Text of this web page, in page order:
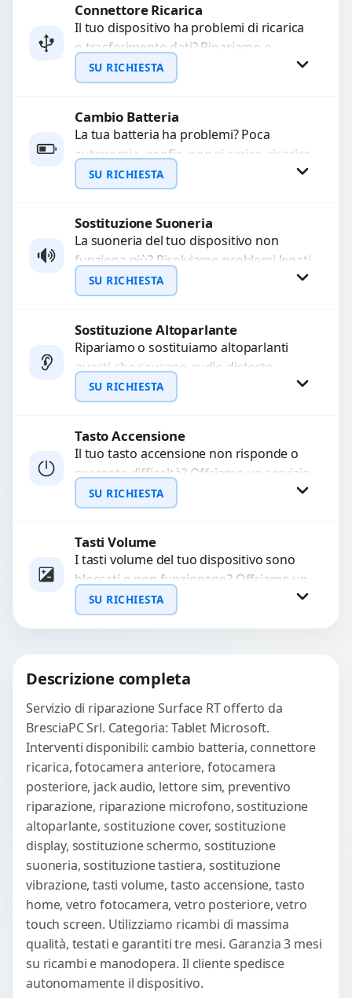
Richiedi Preventivo
WhatsApp
Connettore Ricarica
Il tuo dispositivo ha problemi di ricarica
o trasferimento dati? Ripariamo o
sostituiamo connettori di ricarica guasti,
rotti, allentati, danneggiati,...
SU RICHIESTA
Richiedi Preventivo
WhatsApp
Cambio Batteria
La tua batteria ha problemi? Poca
autonomia, gonfia, non si carica, ricarica
lenta o cicli di ricarica esauriti?
Sostituiamo la...
SU RICHIESTA
Richiedi Preventivo
WhatsApp
Sostituzione Suoneria
La suoneria del tuo dispositivo non
funziona più? Risolviamo problemi legati
a moduli audio difettosi con interventi
precisi e componenti...
SU RICHIESTA
Richiedi Preventivo
WhatsApp
Sostituzione Altoparlante
Ripariamo o sostituiamo altoparlanti
guasti che causano audio distorto,
basso o assente. Utilizziamo ricambi di
alta qualità garantiti per 3...
SU RICHIESTA
Richiedi Preventivo
WhatsApp
Tasto Accensione
Il tuo tasto accensione non risponde o
presenta difficoltà? Offriamo un servizio
professionale di riparazione o
sostituzione utilizzando componenti di...
SU RICHIESTA
Richiedi Preventivo
WhatsApp
Tasti Volume
I tasti volume del tuo dispositivo sono
bloccati o non funzionano? Offriamo un
servizio di riparazione o sostituzione
con ricambi...
SU RICHIESTA
Descrizione completa
Servizio di riparazione Surface RT offerto da
BresciaPC Srl. Categoria: Tablet Microsoft.
Interventi disponibili: cambio batteria, connettore
ricarica, fotocamera anteriore, fotocamera
posteriore, jack audio, lettore sim, preventivo
riparazione, riparazione microfono, sostituzione
altoparlante, sostituzione cover, sostituzione
display, sostituzione schermo, sostituzione
suoneria, sostituzione tastiera, sostituzione
vibrazione, tasti volume, tasto accensione, tasto
home, vetro fotocamera, vetro posteriore, vetro
touch screen. Utilizziamo ricambi di massima
qualità, testati e garantiti tre mesi. Garanzia 3 mesi
su ricambi e manodopera. Il cliente spedisce
autonomamente il dispositivo.